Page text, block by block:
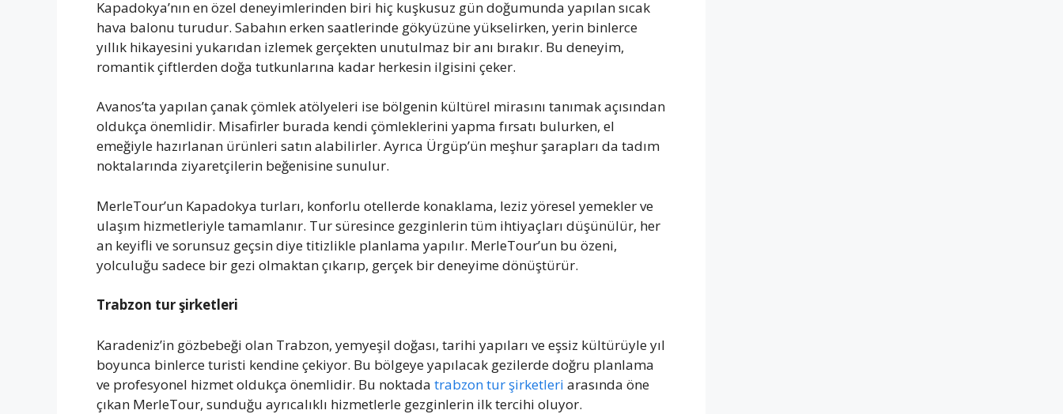
Kapadokya’nın en özel deneyimlerinden biri hiç kuşkusuz gün doğumunda yapılan sıcak
hava balonu turudur. Sabahın erken saatlerinde gökyüzüne yükselirken, yerin binlerce
yıllık hikayesini yukarıdan izlemek gerçekten unutulmaz bir anı bırakır. Bu deneyim,
romantik çiftlerden doğa tutkunlarına kadar herkesin ilgisini çeker.
Avanos’ta yapılan çanak çömlek atölyeleri ise bölgenin kültürel mirasını tanımak açısından
oldukça önemlidir. Misafirler burada kendi çömleklerini yapma fırsatı bulurken, el
emeğiyle hazırlanan ürünleri satın alabilirler. Ayrıca Ürgüp’ün meşhur şarapları da tadım
noktalarında ziyaretçilerin beğenisine sunulur.
MerleTour’un Kapadokya turları, konforlu otellerde konaklama, leziz yöresel yemekler ve
ulaşım hizmetleriyle tamamlanır. Tur süresince gezginlerin tüm ihtiyaçları düşünülür, her
an keyifli ve sorunsuz geçsin diye titizlikle planlama yapılır. MerleTour’un bu özeni,
yolculuğu sadece bir gezi olmaktan çıkarıp, gerçek bir deneyime dönüştürür.
Trabzon tur şirketleri
Karadeniz’in gözbebeği olan Trabzon, yemyeşil doğası, tarihi yapıları ve eşsiz kültürüyle yıl
boyunca binlerce turisti kendine çekiyor. Bu bölgeye yapılacak gezilerde doğru planlama
ve profesyonel hizmet oldukça önemlidir. Bu noktada trabzon tur şirketleri arasında öne
çıkan MerleTour, sunduğu ayrıcalıklı hizmetlerle gezginlerin ilk tercihi oluyor.